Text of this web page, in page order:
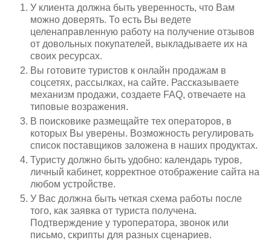
У клиента должна быть уверенность, что Вам
можно доверять. То есть Вы ведете
целенаправленную работу на получение отзывов
от довольных покупателей, выкладываете их на
своих ресурсах.
Вы готовите туристов к онлайн продажам в
соцсетях, рассылках, на сайте. Рассказываете
механизм продажи, создаете FAQ, отвечаете на
типовые возражения.
В поисковике размещайте тех операторов, в
которых Вы уверены. Возможность регулировать
список поставщиков заложена в наших продуктах.
Туристу должно быть удобно: календарь туров,
личный кабинет, корректное отображение сайта на
любом устройстве.
У Вас должна быть четкая схема работы после
того, как заявка от туриста получена.
Подтверждение у туроператора, звонок или
письмо, скрипты для разных сценариев.